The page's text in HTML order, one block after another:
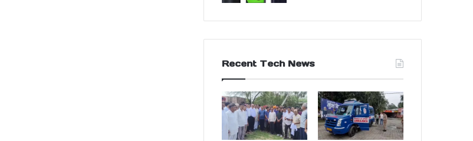
Recent Tech News